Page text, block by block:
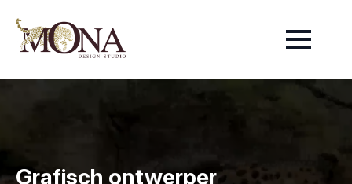
Grafisch ontwerper